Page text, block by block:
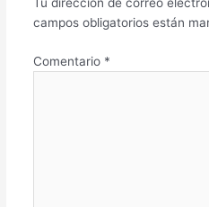
campos obligatorios están
Comentario *